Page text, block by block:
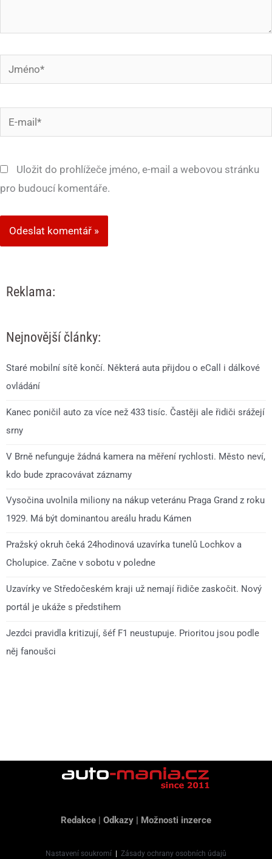
Jméno*
mail*
Uložit do prohlížeče jméno, e-mail a webovou stránku
pro budoucí komentáře.
Reklama:
Nejnovější články:
Staré mobilní sítě končí. Některá auta přijdou o eCall i dálkové
ovládání
Kanec poničil auto za více než 433 tisíc. Častěji ale řidiči srážejí
srny
V Brně nefunguje žádná kamera na měření rychlosti. Město neví,
kdo bude zpracovávat záznamy
Vysočina uvolnila miliony na nákup veteránu Praga Grand z roku
1929. Má být dominantou areálu hradu Kámen
Pražský okruh čeká 24hodinová uzavírka tunelů Lochkov a
Cholupice. Začne v sobotu v poledne
Uzavírky ve Středočeském kraji už nemají řidiče zaskočit. Nový
portál je ukáže s předstihem
Jezdci pravidla kritizují, šéf F1 neustupuje. Prioritou jsou podle
něj fanoušci
Redakce | Odkazy | Možnosti inzerce
Nastavení soukromí Zásady ochrany osobních údajů